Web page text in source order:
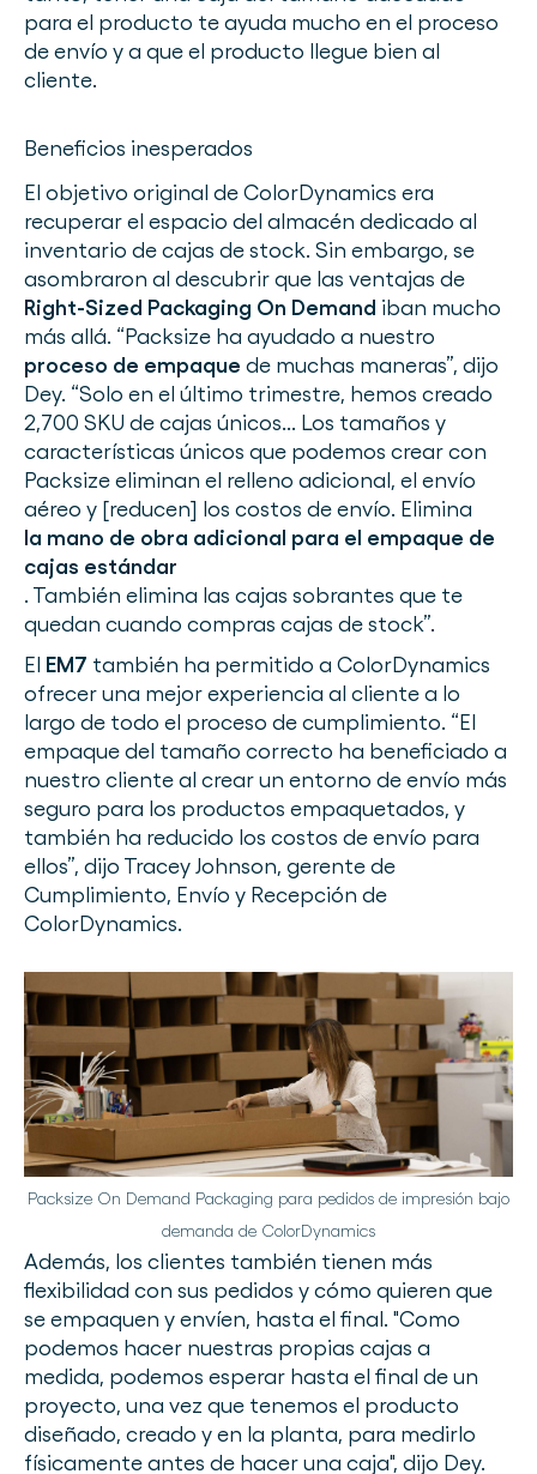
para el producto te ayuda mucho en el proceso
de envío y a que el producto llegue bien al
cliente.
Beneficios inesperados
El objetivo original de ColorDynamics era
recuperar el espacio del almacén dedicado al
inventario de cajas de stock. Sin embargo, se
asombraron al descubrir que las ventajas de
Right-Sized Packaging On Demand iban mucho
más allá. “Packsize ha ayudado a nuestro
proceso de empaque de muchas maneras”, dijo
Dey. “Solo en el último trimestre, hemos creado
2,700 SKU de cajas únicos... Los tamaños y
características únicos que podemos crear con
Packsize eliminan el relleno adicional, el envío
aéreo y [reducen] los costos de envío. Elimina
la mano de obra adicional para el empaque de
cajas estándar
. También elimina las cajas sobrantes que te
quedan cuando compras cajas de stock”.
El EM7 también ha permitido a ColorDynamics
ofrecer una mejor experiencia al cliente a lo
largo de todo el proceso de cumplimiento. “El
empaque del tamaño correcto ha beneficiado a
nuestro cliente al crear un entorno de envío más
seguro para los productos empaquetados, y
también ha reducido los costos de envío para
ellos”, dijo Tracey Johnson, gerente de
Cumplimiento, Envío y Recepción de
ColorDynamics.
Packsize On Demand Packaging para pedidos de impresión bajo
demanda de ColorDynamics
Además, los clientes también tienen más
flexibilidad con sus pedidos y cómo quieren que
se empaquen y envíen, hasta el final. "Como
podemos hacer nuestras propias cajas a
medida, podemos esperar hasta el final de un
proyecto, una vez que tenemos el producto
diseñado, creado y en la planta, para medirlo
físicamente antes de hacer una caja", dijo Dey.